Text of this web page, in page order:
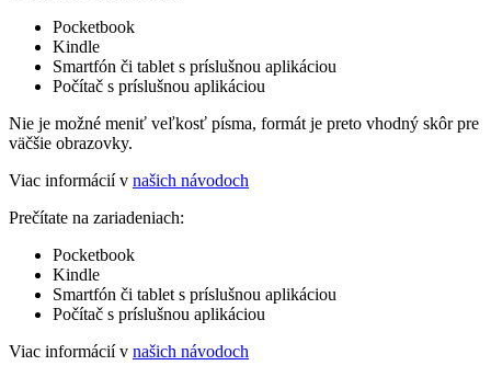
Pocketbook
Kindle
Smartfón či tablet s príslušnou aplikáciou
Počítač s príslušnou aplikáciou
Nie je možné meniť veľkosť písma, formát je preto vhodný skôr pre
väčšie obrazovky.
Viac informácií v našich návodoch
Prečítate na zariadeniach:
Pocketbook
Kindle
Smartfón či tablet s príslušnou aplikáciou
Počítač s príslušnou aplikáciou
Viac informácií v našich návodoch